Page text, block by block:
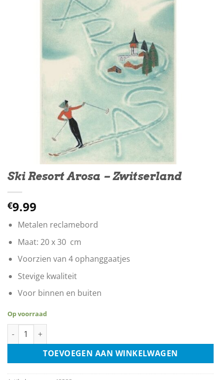
Ski Resort Arosa – Zwitserland
€9.99
Metalen reclamebord
Maat: 20 x 30 cm
Voorzien van 4 ophanggaatjes
Stevige kwaliteit
Voor binnen en buiten
Op voorraad
Ski Resort Arosa - Zwitserland aantal
TOEVOEGEN AAN WINKELWAGEN